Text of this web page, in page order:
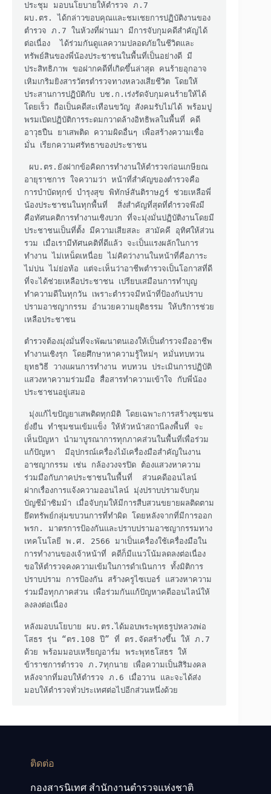
ประชุม มอบนโยบายให้ตำรวจ ภ.7
ผบ.ตร. ได้กล่าวขอบคุณและชมเชยการปฏิบัติงานของ
ตำรวจ ภ.7 ในห้วงที่ผ่านมา มีการจับกุมคดีสำคัญได้
ต่อเนื่อง  ได้ร่วมกันดูแลความปลอดภัยในชีวิตและ
ทรัพย์สินของพี่น้องประชาชนในพื้นที่เป็นอย่างดี มี
ประสิทธิภาพ ขอฝากคดีที่เกิดขึ้นล่าสุด คนร้ายอุกอาจ
เหิมเกริมยิงสารวัตรตำรวจทางหลวงเสียชีวิต โดยให้
ประสานการปฏิบัติกับ บช.ก.เร่งรัดจับกุมคนร้ายให้ได้
โดยเร็ว ถือเป็นคดีสะเทือนขวัญ สังคมรับไม่ได้ พร้อมปู
พรมเปิดปฏิบัติการระดมกวาดล้างอิทธิพลในพื้นที่ คดี
อาวุธปืน ยาเสพติด ความผิดอื่นๆ เพื่อสร้างความเชื่อ
มั่น เรียกความศรัทธาของประชาชน
อายุราชการ ใจความว่า หน้าที่สำคัญของตำรวจคือ
การบำบัดทุกข์ บำรุงสุข พิทักษ์สันติราษฎร์ ช่วยเหลือพี่
น้องประชาชนในทุกพื้นที่  สิ่งสำคัญที่สุดที่ตำรวจพึงมี
คือทัศนคติการทำงานเชิงบวก ที่จะมุ่งมั่นปฏิบัติงานโดยมี
ประชาชนเป็นที่ตั้ง มีความเสียสละ สามัคคี อุทิศให้ส่วน
รวม เมื่อเรามีทัศนคติที่ดีแล้ว จะเป็นแรงผลักในการ
ทำงาน ไม่เหน็ดเหนื่อย ไม่คิดว่างานในหน้าที่คือภาระ
ไม่บ่น ไม่ย่อท้อ แต่จะเห็นว่าอาชีพตำรวจเป็นโอกาสที่ดี
ที่จะได้ช่วยเหลือประชาชน เปรียบเสมือนการทำบุญ
ทำความดีในทุกวัน เพราะตำรวจมีหน้าที่ป้องกันปราบ
ปรามอาชญากรรม อำนวยความยุติธรรม ให้บริการช่วย
เหลือประชาชน
ตำรวจต้องมุ่งมั่นที่จะพัฒนาตนเองให้เป็นตำรวจมืออาชีพ
ทำงานเชิงรุก โดยศึกษาหาความรู้ใหม่ๆ หมั่นทบทวน
ยุทธวิธี วางแผนการทำงาน ทบทวน ประเมินการปฏิบัติ
แสวงหาความร่วมมือ สื่อสารทำความเข้าใจ กับพี่น้อง
ประชาชนอยู่เสมอ
ยั่งยืน ทำชุมชนเข้มแข็ง ให้หัวหน้าสถานีลงพื้นที่ จะ
เห็นปัญหา นำมาบูรณาการทุกภาคส่วนในพื้นที่เพื่อร่วม
แก้ปัญหา  มีอุปกรณ์เครื่องไม้เครื่องมือสำคัญในงาน
อาชญากรรม เช่น กล้องวงจรปิด ต้องแสวงหาความ
ร่วมมือกับภาคประชาชนในพื้นที่  ส่วนคดีออนไลน์
ฝากเรื่องการแจ้งความออนไลน์ มุ่งปราบปรามจับกุม
บัญชีม้าซิมม้า เมื่อจับกุมให้มีการสืบสวนขยายผลติดตาม
ยึดทรัพย์กลุ่มขบวนการที่ทำผิด โดยหลังจากที่มีการออก
พรก. มาตรการป้องกันและปราบปรามอาชญากรรมทาง
เทคโนโลยี พ.ศ. 2566 มาเป็นเครื่องใช้เครื่องมือใน
การทำงานของเจ้าหน้าที่ คดีก็มีแนวโน้มลดลงต่อเนื่อง
ขอให้ตำรวจคงความเข้มในการดำเนินการ ทั้งมิติการ
ปราบปราม การป้องกัน สร้างครูไซเบอร์ แสวงหาความ
ร่วมมือทุกภาคส่วน เพื่อร่วมกันแก้ปัญหาคดีออนไลน์ให้
ลงลงต่อเนื่อง
หลังมอบนโยบาย ผบ.ตร.ได้มอบพระพุทธรูปหลวงพ่อ
โสธร รุ่น “ตร.108 ปี” ที่ ตร.จัดสร้างขึ้น ให้ ภ.7
ด้วย พร้อมมอบเหรียญอาร์ม พระพุทธโสธร ให้
ข้าราชการตำรวจ ภ.7ทุกนาย เพื่อความเป็นสิริมงคล
หลังจากที่มอบให้ตำรวจ ภ.6 เมื่อวาน และจะได้ส่ง
มอบให้ตำรวจทั่วประเทศต่อไปอีกส่วนหนึ่งด้วย
ติดต่อ
กองสารนิเทศ สำนักงานตำรวจแห่งชาติ